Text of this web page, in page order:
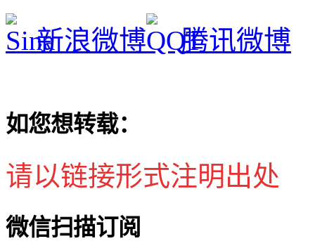
新浪微博 腾讯微博
如您想转载：
请以链接形式注明出处
微信扫描订阅